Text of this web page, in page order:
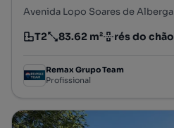
Tipologia
T2
Preço por metro quadrado
83.62 m²
Andar rés do chão
Remax Grupo Team
Profissional